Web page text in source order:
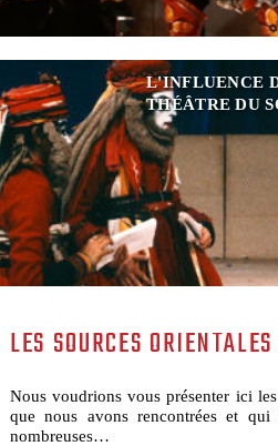
L'INFLUENCE
THÉÂTRE DU
LES SOURCES ORIENTALES
Nous voudrions vous présenter ici
que nous avons rencontrées et
nombreuses…